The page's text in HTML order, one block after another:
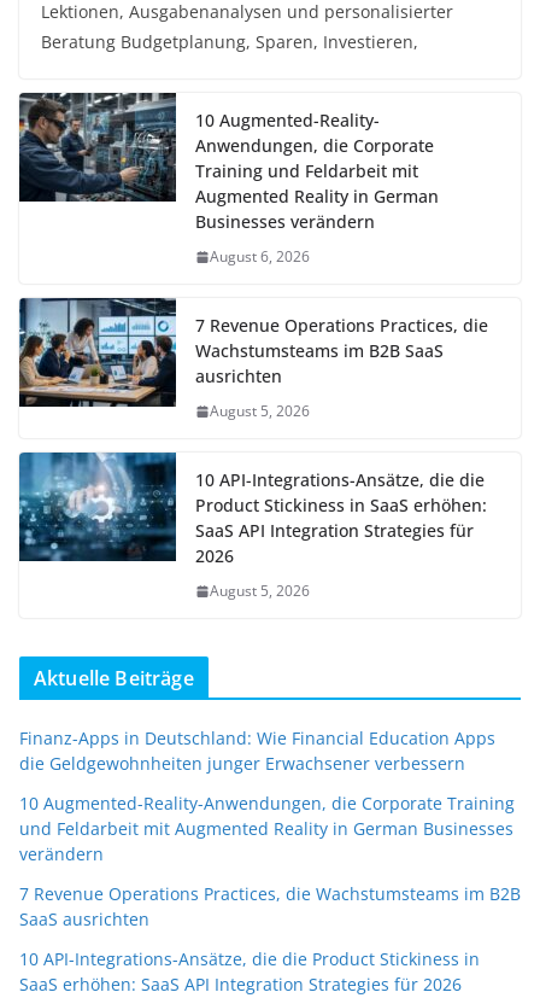
Lektionen, Ausgabenanalysen und personalisierter
Beratung Budgetplanung, Sparen, Investieren,
10 Augmented-Reality-
Anwendungen, die Corporate
Training und Feldarbeit mit
Augmented Reality in German
Businesses verändern
August 6, 2026
7 Revenue Operations Practices, die
Wachstumsteams im B2B SaaS
ausrichten
August 5, 2026
10 API-Integrations-Ansätze, die die
Product Stickiness in SaaS erhöhen:
SaaS API Integration Strategies für
2026
August 5, 2026
Aktuelle Beiträge
Finanz-Apps in Deutschland: Wie Financial Education Apps
die Geldgewohnheiten junger Erwachsener verbessern
10 Augmented-Reality-Anwendungen, die Corporate Training
und Feldarbeit mit Augmented Reality in German Businesses
verändern
7 Revenue Operations Practices, die Wachstumsteams im B2B
SaaS ausrichten
10 API-Integrations-Ansätze, die die Product Stickiness in
SaaS erhöhen: SaaS API Integration Strategies für 2026